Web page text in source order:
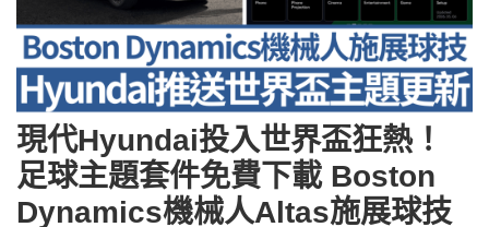
現代Hyundai投入世界盃狂熱！
足球主題套件免費下載 Boston
Dynamics機械人Altas施展球技